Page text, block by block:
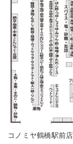
コノミヤ鶴橋駅前